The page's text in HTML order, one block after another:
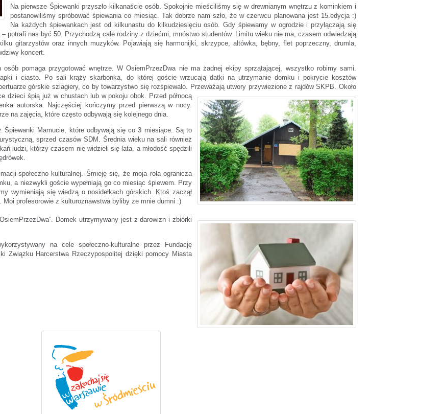
Na pierwsze Śpiewanki przyszło kilkanaście osób. Spokojnie mieściliśmy się w drewnianym wnętrzu z kominkiem i
postanowiliśmy spróbować śpiewania co miesiąc. Tak dobrze nam szło, że w czerwcu planowana jest 15.edycja :)
Na każdych śpiewankach jest od kilkunastu do kilkudziesięciu osób. Gdy śpiewamy w ogrodzie i przyłączają się
potrafi nas być 50. Przychodzą całe rodziny z dziećmi, mnóstwo studentów. Limitu wieku nie ma, czasem odwiedzają
gitarzystów oraz innych muzyków. Pojawiają się harmonijki, skrzypce, altówka, bębny, flet poprzeczny, drumla,
koncert.
pomaga przygotować wnętrze. W OsiemPrzezDwa nie ma żadnej ekipy sprzątającej, wszystko robimy sami.
i ciasto. Po sali krąży skarbonka, do której goście wrzucają datki na utrzymanie domku i pokrycie kosztów
górskie szlagiery, co by towarzystwo się rozśpiewało. Przeważają utwory przywiezione z rajdów SKPB. Około
e dzieci śpią już w chustach lub w pokoju obok. Przed północą
autorska. Najczęściej kończymy przed pierwszą w nocy.
na zajęcia, które często odbywają się kolejnego dnia.
Śpiewanki Mamucie, które odbywają się co 3 miesiące. Są to
sprzed czasów SDM. Średnia wieku na sali również
ludzi, którzy czasem nie widzieli się lata, a młodość spędzili
społeczno kulturalnej. Śmieję się, że moja rola ogranicza
a niezwykli goście wypełniają go co miesiąc śpiewem. Przy
wymieniają się wiedzą o nosidełkach górskich. Ktoś zaczął
profesorowie z kulturoznawstwa byliby ze mnie dumni :)
Domek utrzymywany jest z darowizn i zbiórki
na cele społeczno-kulturalne przez Fundację
Związku Harcerstwa Rzeczypospolitej dzięki pomocy Miasta